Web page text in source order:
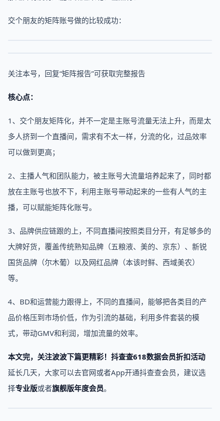
交个朋友的矩阵账号做的比较成功：
关注本号，回复“矩阵报告”可获取完整报告
核心点：
1、交个朋友矩阵化，并不一定是主账号流量无法上升，而是太
多人挤到一个直播间，需求有不太一样，分流的化，过品效率
可以做到更高；
2、主播人气和团队能力，被主账号大流量培养起来了，同时都
放在主账号也放不下，利用主账号带动起来的一些有人气的主
播，可以赋能矩阵化账号。
3、品牌供应链跟的上，不同直播间按照类目分开，有足够多的
大牌好货，覆盖传统熟知品牌（五粮液、美的、京东）、新锐
国货品牌（尔木葡）以及网红品牌（本该时鲜、西域美农）
等。
4、BD和运营能力跟得上，不同的直播间，能够把各类目的产
品价格压到市场价低，作为引流的基础，利用多件套装的模
式，带动GMV和利润，增加流量的效率。
本文完，关注波波下篇更精彩！ 抖查查618数据会员折扣活动
延长几天，大家可以去官网或者App开通抖查查会员，建议选
择专业版或者旗舰版年度会员。